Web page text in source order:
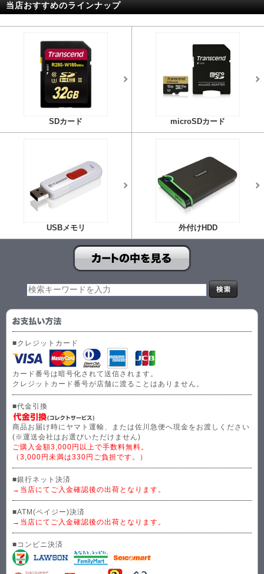
当店おすすめのラインナップ
SDカード microSDカード
USBメモリ 外付けHDD
■クレジットカード
カード番号は暗号化されて送信されます。
クレジットカード番号が店舗に渡ることはありません。
■代金引換
商品お届け時にヤマト運輸、または佐川急便へ現金をお渡しください
(※運送会社はお選びいただけません)
ご購入金額3,000円以上で手数料無料。
（3,000円未満は330円ご負担です。）
■銀行ネット決済
→当店にてご入金確認後の出荷となります。
■ATM(ペイジー)決済
→当店にてご入金確認後の出荷となります。
■コンビニ決済